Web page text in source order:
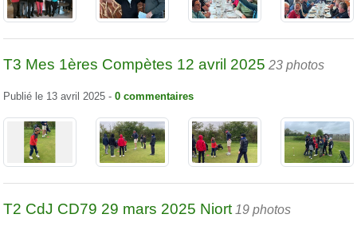
T3 Mes 1ères Compètes 12 avril 2025 23 photos
Publié le 13 avril 2025 - 0 commentaires
T2 CdJ CD79 29 mars 2025 Niort 19 photos